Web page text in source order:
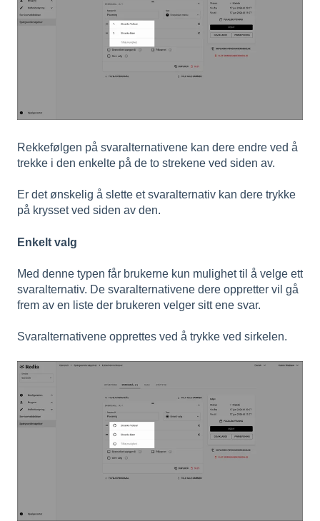
Rekkefølgen på svaralternativene kan dere endre ved å
trekke i den enkelte på de to strekene ved siden av.
Er det ønskelig å slette et svaralternativ kan dere trykke
på krysset ved siden av den.
Enkelt valg
Med denne typen får brukerne kun mulighet til å velge ett
svaralternativ. De svaralternativene dere oppretter vil gå
frem av en liste der brukeren velger sitt ene svar.
Svaralternativene opprettes ved å trykke ved sirkelen.